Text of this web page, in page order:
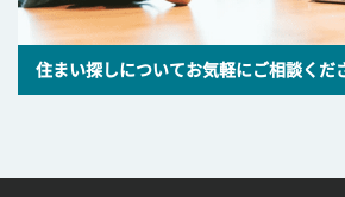
住まい探しについてお気軽にご相談くだ